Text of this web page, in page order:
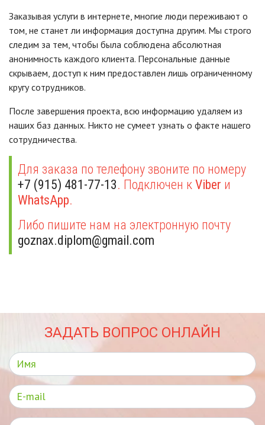
Заказывая услуги в интернете, многие люди переживают о
том, не станет ли информация доступна другим. Мы строго
следим за тем, чтобы была соблюдена абсолютная
анонимность каждого клиента. Персональные данные
скрываем, доступ к ним предоставлен лишь ограниченному
кругу сотрудников.
После завершения проекта, всю информацию удаляем из
наших баз данных. Никто не сумеет узнать о факте нашего
сотрудничества.
Для заказа по телефону звоните по номеру
+7 (915) 481-77-13. Подключен к Viber и
WhatsApp.
Либо пишите нам на электронную почту
goznax.diplom@gmail.com
ЗАДАТЬ ВОПРОС ОНЛАЙН